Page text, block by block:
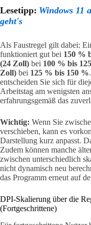
Lesetipp: Windows 11
geht's
Als Faustregel gilt dabei:
funktioniert gut bei 150 %
(24 Zoll) bei 100 % bis
Zoll) bei 125 % bis 150 %
entscheiden Sie sich für
Arbeitstag am wenigsten
erfahrungsgemäß das
Wichtig: Wenn Sie
verschieben, kann es
Darstellung kurz anpasst.
Zudem können manche
zwischen unterschiedlich
nicht dynamisch neu
das Programm erneut auf
DPI-Skalierung über die
(Fortgeschrittene)